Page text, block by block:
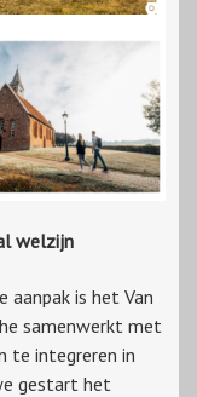
welzijn
aanpak is het Van
samenwerkt met
te integreren in
gestart het